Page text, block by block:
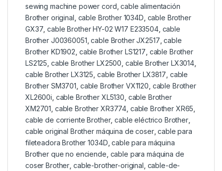
sewing machine power cord ,cable alimentación
Brother original cable Brother 1034D cable Brother
GX37 ,cable Brother HY-02 W17 E233504, cable
Brother J00360051 ,cable Brother JX2517 ,cable
Brother KD1902 cable Brother LS1217 cable Brother
LS2125 cable Brother LX2500 cable Brother LX3014
cable Brother LX3125 cable Brother LX3817 cable
Brother SM3701 cable Brother VX1120 cable Brother
XL2600i cable Brother XL5130 cable Brother
XM2701 cable Brother XR3774 cable Brother XR65
cable de corriente Brother,cable eléctrico Brother,
cable original Brother máquina de coser,cable para
fileteadora Brother 1034D ,cable para máquina
Brother que no enciende cable para máquina de
coser Brother cable-brother-original cable-de-